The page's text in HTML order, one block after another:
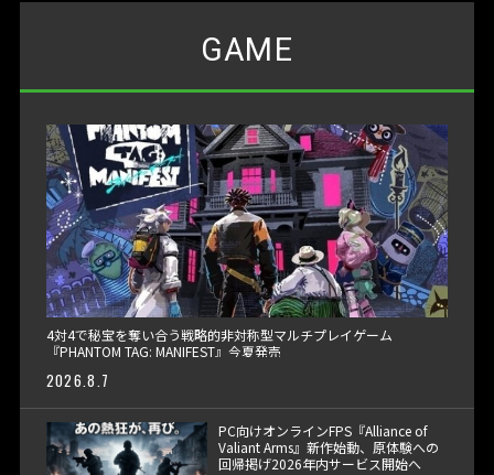
GAME
4対4で秘宝を奪い合う戦略的非対称型マルチプレイゲーム
『PHANTOM TAG: MANIFEST』今夏発売
2026.8.7
PC向けオンラインFPS『Alliance of
Valiant Arms』新作始動、原体験への
回帰掲げ2026年内サービス開始へ